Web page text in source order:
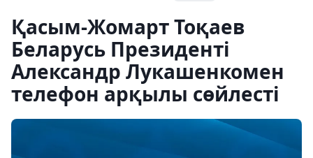
Қасым-Жомарт Тоқаев
Беларусь Президенті
Александр Лукашенкомен
телефон арқылы сөйлесті